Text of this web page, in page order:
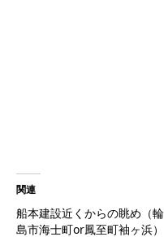
関連
船本建設近くからの眺め（輪
島市海士町or鳳至町袖ヶ浜）